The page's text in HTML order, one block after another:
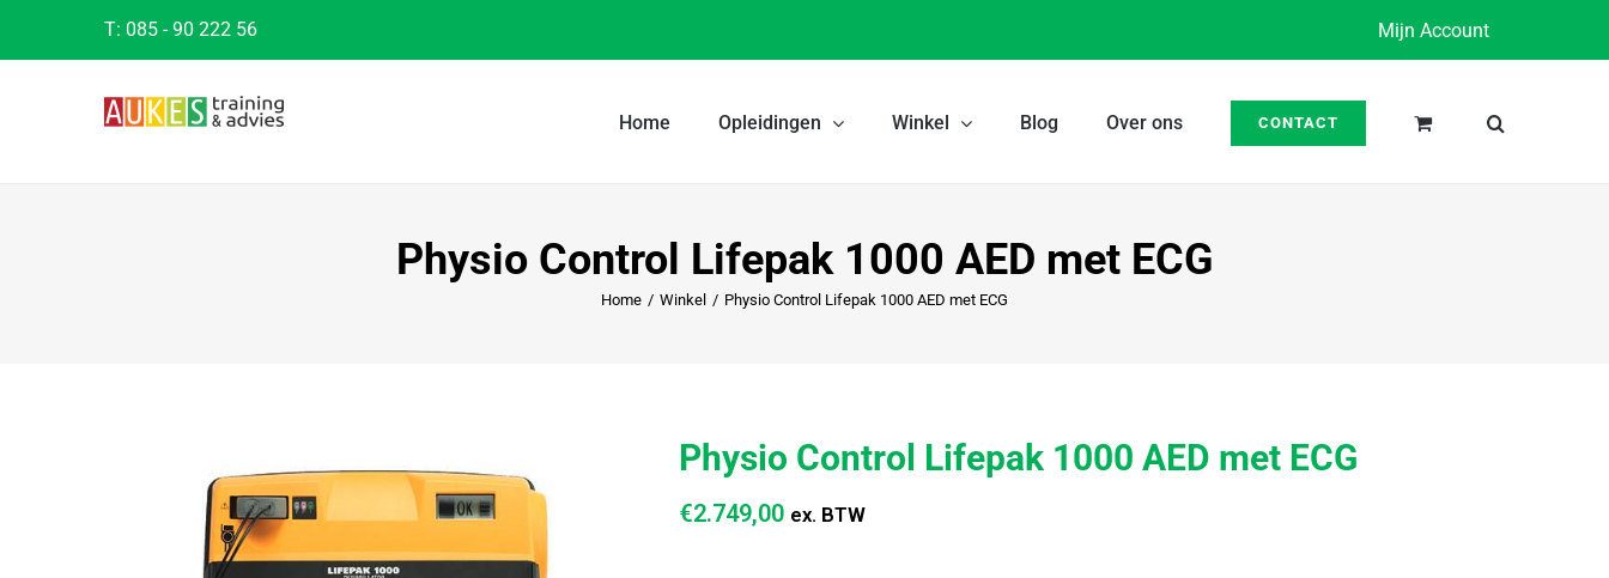
T: 085 - 90 222 56 Mijn Account
Home Opleidingen Winkel Blog Over ons CONTACT
Physio Control Lifepak 1000 AED met ECG
Home / Winkel / Physio Control Lifepak 1000 AED met ECG
Physio Control Lifepak 1000 AED met ECG
€2.749,00 ex. BTW